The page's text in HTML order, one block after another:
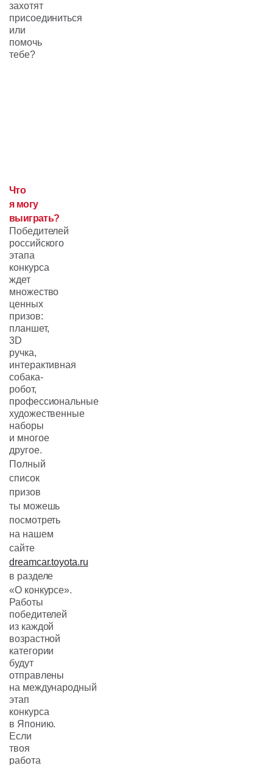
захотят
присоединиться
или
помочь
тебе?
Что
я могу
выиграть?
Победителей
российского
этапа
конкурса
ждет
множество
ценных
призов:
планшет,
3D
ручка,
интерактивная
собака-
робот,
профессиональные
художественные
наборы
и многое
другое.
Полный
список
призов
ты можешь
посмотреть
на нашем
сайте
dreamcar.toyota.ru
в разделе
«О конкурсе».
Работы
победителей
из каждой
возрастной
категории
будут
отправлены
на международный
этап
конкурса
в Японию.
Если
твоя
работа